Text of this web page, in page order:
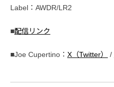
Label：AWDR/LR2
■配信リンク
■Joe Cupertino： X（Twitter） /